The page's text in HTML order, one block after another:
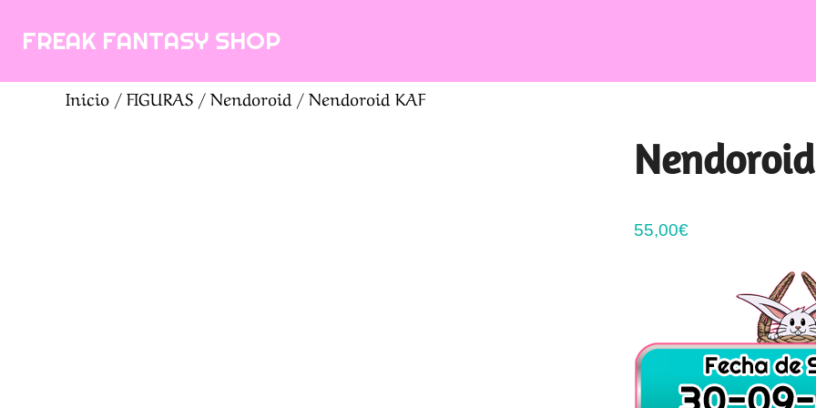
contenido
FREAK FANTASY SHOP
Inicio /FIGURAS /Nendoroid / Nendoroid KAF
55,00€